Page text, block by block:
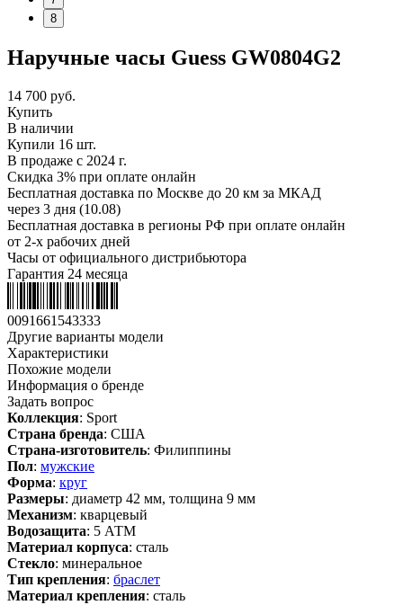
8
Наручные часы Guess GW0804G2
14 700 руб.
Купить
В наличии
Купили 16 шт.
В продаже с 2024 г.
Скидка 3% при оплате онлайн
Бесплатная доставка по Москве до 20 км за МКАД
через 3 дня (10.08)
Бесплатная доставка в регионы РФ при оплате онлайн
от 2-х рабочих дней
Часы от официального дистрибьютора
Гарантия 24 месяца
0091661543333
Другие варианты модели
Характеристики
Похожие модели
Информация о бренде
Задать вопрос
Коллекция: Sport
Страна бренда: США
Страна-изготовитель: Филиппины
Пол: мужские
Форма: круг
Размеры: диаметр 42 мм, толщина 9 мм
Механизм: кварцевый
Водозащита: 5 АТМ
Материал корпуса: сталь
Стекло: минеральное
Тип крепления: браслет
Материал крепления: сталь